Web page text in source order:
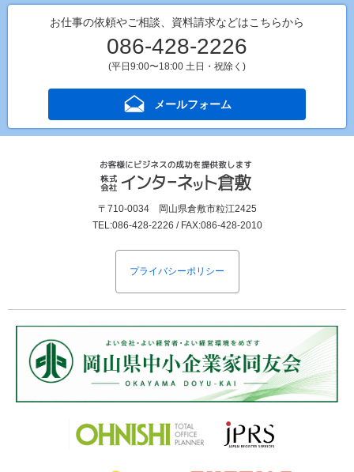
お仕事の依頼やご相談、資料請求などはこちらから
086-428-2226
(平日9:00〜18:00 土日・祝除く)
メールフォーム
〒710-0034 岡山県倉敷市粒江2425
TEL:086-428-2226 / FAX:086-428-2010
プライバシーポリシー